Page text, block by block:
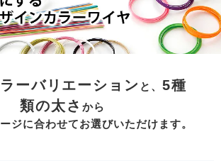
ーバリエーション と、5種
類の太さ から
ジに合わせてお選びいただけます。